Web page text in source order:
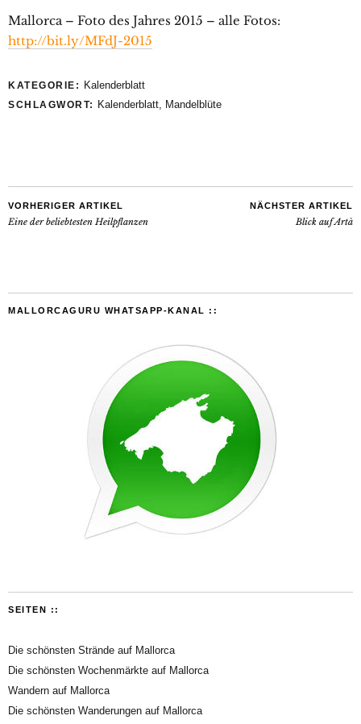
Mallorca – Foto des Jahres 2015 – alle Fotos:
http://bit.ly/MFdJ-2015
KATEGORIE: Kalenderblatt
SCHLAGWORT: Kalenderblatt, Mandelblüte
VORHERIGER ARTIKEL
Eine der beliebtesten Heilpflanzen
NÄCHSTER ARTIKEL
Blick auf Artà
MALLORCAGURU WHATSAPP-KANAL ::
SEITEN ::
Die schönsten Strände auf Mallorca
Die schönsten Wochenmärkte auf Mallorca
Wandern auf Mallorca
Die schönsten Wanderungen auf Mallorca